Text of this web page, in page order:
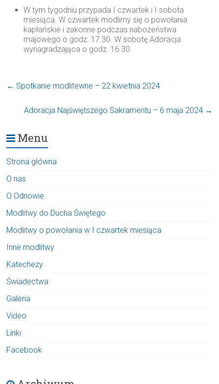
W tym tygodniu przypada I czwartek i I sobota
miesiąca. W czwartek modlimy się o powołania
kapłańskie i zakonne podczas nabożeństwa
majowego o godz. 17.30. W sobotę Adoracja
wynagradzająca o godz. 16.30.
← Spotkanie modlitewne – 22 kwietnia 2024
Adoracja Najświętszego Sakramentu – 6 maja 2024 →
Menu
Strona główna
O nas
O Odnowie
Modlitwy do Ducha Świętego
Modlitwy o powołania w I czwartek miesiąca
Inne modlitwy
Katechezy
Świadectwa
Galeria
Video
Linki
Facebook